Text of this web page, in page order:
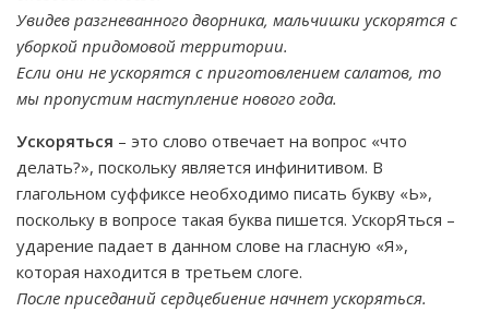
Увидев разгневанного дворника, мальчишки ускорятся с
уборкой придомовой территории.
Если они не ускорятся с приготовлением салатов, то
мы пропустим наступление нового года.
Ускоряться – это слово отвечает на вопрос «что
делать?», поскольку является инфинитивом. В
глагольном суффиксе необходимо писать букву «Ь»,
поскольку в вопросе такая буква пишется. УскорЯться –
ударение падает в данном слове на гласную «Я»,
которая находится в третьем слоге.
После приседаний сердцебиение начнет ускоряться.